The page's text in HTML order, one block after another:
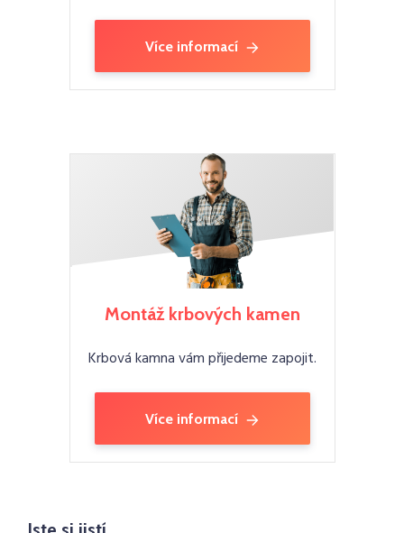
Více informací
Montáž krbových kamen
Krbová kamna vám přijedeme zapojit.
Více informací